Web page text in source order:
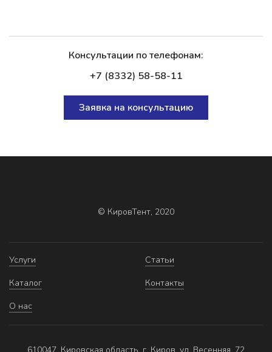
Консультации по телефонам:
+7 (8332) 58-58-11
Заявка на консультацию
© КировТент, 2020
Услуги
Каталог
О нас
Статьи
Контакты